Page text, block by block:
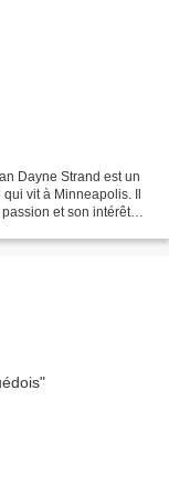
Dayne Strand est un
vit à Minneapolis. Il
et son intérêt